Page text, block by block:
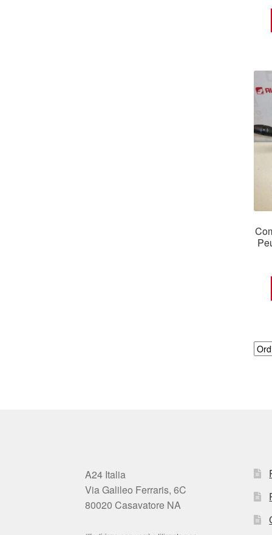
A24 Italia
Via Galileo Ferraris, 6C
80020 Casavatore NA